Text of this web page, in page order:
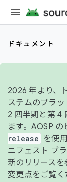
ドキュメント
2026 年より、
ステムのプラ
2 四半期と第 4
ます。AOSP の
release
を使
ニフェスト ブ
新のリリースを
変更点をご覧く